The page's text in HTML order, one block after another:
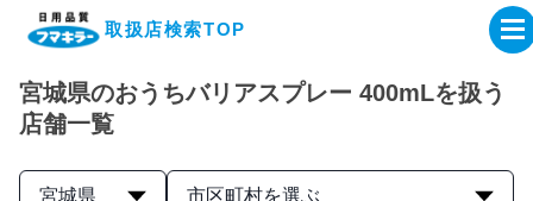
取扱店検索TOP
企業・IR情報サイト
製品情報サイト
宮城県のおうちバリアスプレー 400mLを扱う
店舗一覧
宮城県 市区町村を選ぶ